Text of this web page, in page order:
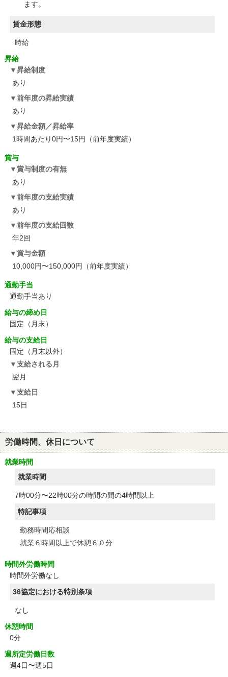
ます。
賃金形態
時給
昇給
昇給制度
あり
前年度の昇給実績
あり
昇給金額／昇給率
1時間あたり0円〜15円（前年度実績）
賞与
賞与制度の有無
あり
前年度の支給実績
あり
前年度の支給回数
年2回
賞与金額
10,000円〜150,000円（前年度実績）
通勤手当
通勤手当あり
給与の締め日
固定（月末）
給与の支給日
固定（月末以外）
支給される月
翌月
支給日
15日
労働時間、休日について
就業時間
就業時間
7時00分〜22時00分の時間の間の4時間以上
特記事項
勤務時間応相談
就業６時間以上で休憩６０分
時間外労働時間
時間外労働なし
36協定における特別条項
なし
休憩時間
0分
週所定労働日数
週4日〜週5日